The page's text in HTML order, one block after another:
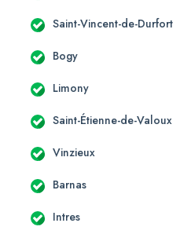
Saint-Vincent-de-Durfort
Bogy
Limony
Saint-Étienne-de-Valoux
Vinzieux
Barnas
Intres